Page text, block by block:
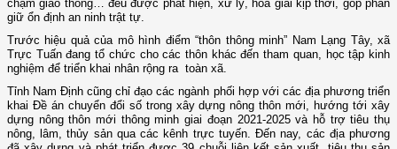
chạm giao thông… đều được phát hiện, xử lý, hòa giải kịp thời, góp phần
giữ ổn định an ninh trật tự.
Trước hiệu quả của mô hình điểm “thôn thông minh” Nam Lạng Tây, xã
Trực Tuấn đang tổ chức cho các thôn khác đến tham quan, học tập kinh
nghiệm để triển khai nhân rộng ra toàn xã.
Tỉnh Nam Định cũng chỉ đạo các ngành phối hợp với các địa phương triển
khai Đề án chuyển đổi số trong xây dựng nông thôn mới, hướng tới xây
dựng nông thôn mới thông minh giai đoạn 2021-2025 và hỗ trợ tiêu thụ
nông, lâm, thủy sản qua các kênh trực tuyến. Đến nay, các địa phương